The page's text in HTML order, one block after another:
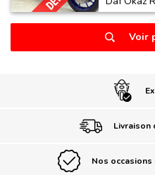
Voir
Livraison
Nos occasions